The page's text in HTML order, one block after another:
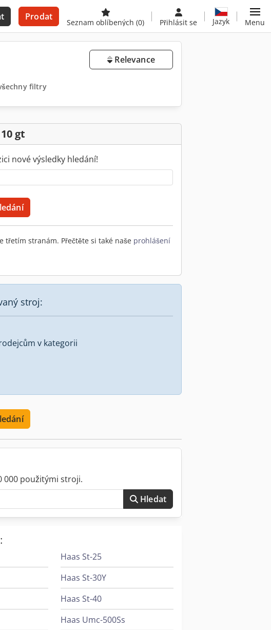
Prodat
Seznam oblíbených (0) Přihlásit se Jazyk Menu
Relevance
filtry
gt
nové výsledky hledání!
třetím stranám. Přečtěte si také naše prohlášení
stroj:
v kategorii
000 použitými stroji.
Hledat
Haas St-25
Haas St-30Y
Haas St-40
Haas Umc-500Ss